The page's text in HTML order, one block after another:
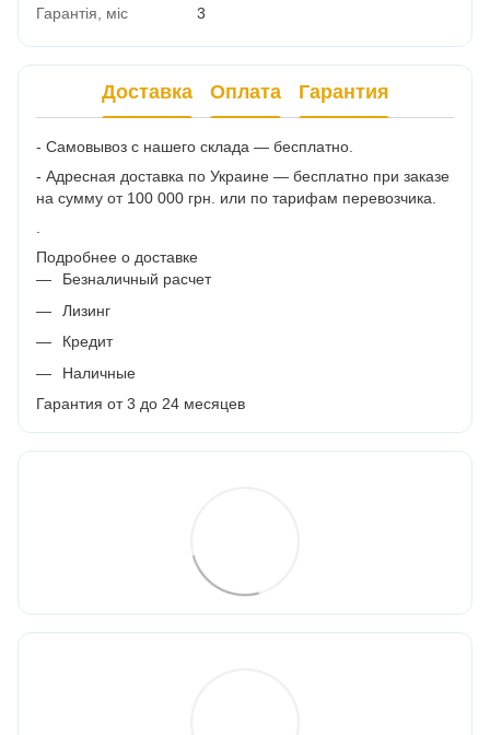
Гарантія, міс 3
Доставка Оплата Гарантия
- Самовывоз с нашего склада — бесплатно.
- Адресная доставка по Украине — бесплатно при заказе
на сумму от 100 000 грн. или по тарифам перевозчика.
.
Подробнее о доставке
Безналичный расчет
Лизинг
Кредит
Наличные
Гарантия от 3 до 24 месяцев